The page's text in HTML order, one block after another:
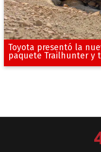
Toyota presentó la
paquete Trailhunter y